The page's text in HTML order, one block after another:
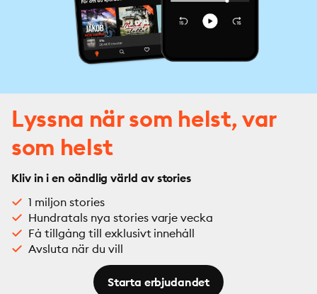
Lyssna när som helst, var
som helst
Kliv in i en oändlig värld av stories
1 miljon stories
Hundratals nya stories varje vecka
Få tillgång till exklusivt innehåll
Avsluta när du vill
Starta erbjudandet